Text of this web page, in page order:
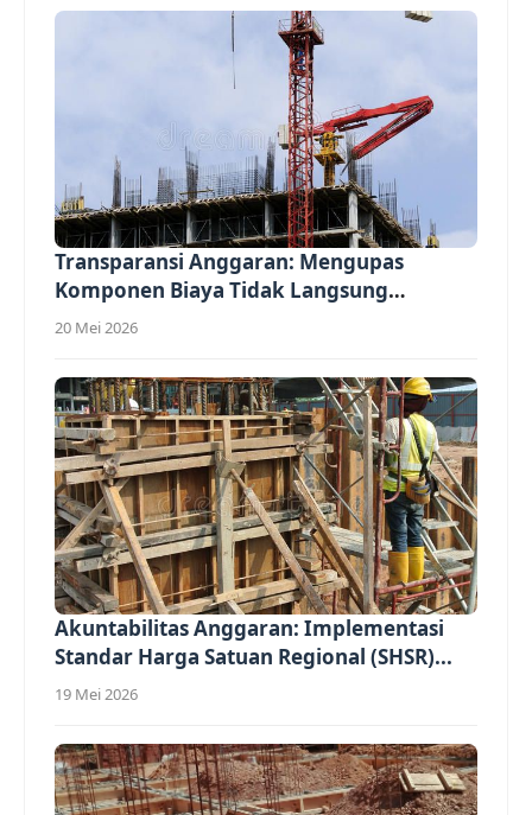
Transparansi Anggaran: Mengupas
Komponen Biaya Tidak Langsung
(Overhead)...
20 Mei 2026
Akuntabilitas Anggaran: Implementasi
Standar Harga Satuan Regional (SHSR)...
19 Mei 2026